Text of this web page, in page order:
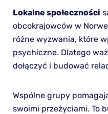
Lokalne społeczności
obcokrajowców w
różne wyzwania, które
psychiczne. Dlatego
dołączyć i budować
Wspólne grupy
swoimi przeżyciami. To